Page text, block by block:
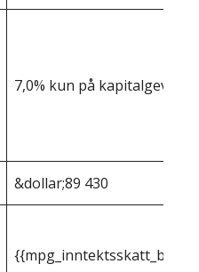
7,0% kun på
&dollar;89 430